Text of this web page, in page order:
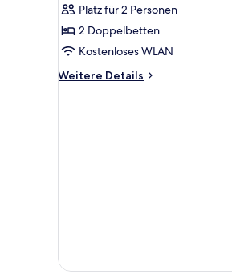
View)
Superior
Room
2
King
Beds
Platz für 2 Personen
2 Doppelbetten
Kostenloses WLAN
Weitere Details
Weitere